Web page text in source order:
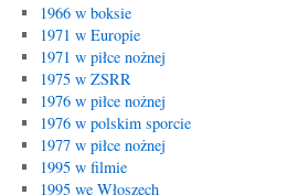
1966 w boksie
1971 w Europie
1971 w piłce nożnej
1975 w ZSRR
1976 w piłce nożnej
1976 w polskim sporcie
1977 w piłce nożnej
1995 w filmie
1995 we Włoszech